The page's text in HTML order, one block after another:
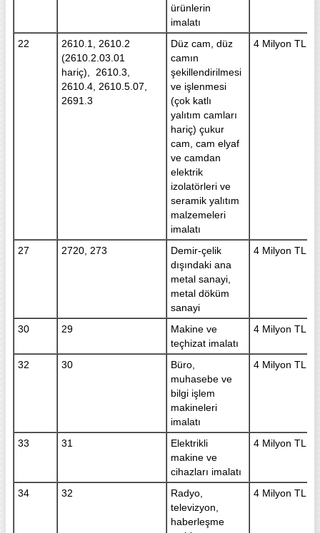
ürünlerin
imalatı
22
2610.1, 2610.2
(2610.2.03.01
hariç), 2610.3,
2610.4, 2610.5.07,
2691.3
Düz cam, düz
camın
şekillendirilmesi
ve işlenmesi
(çok katlı
yalıtım camları
hariç) çukur
cam, cam elyaf
ve camdan
elektrik
izolatörleri ve
seramik yalıtım
malzemeleri
imalatı
4 Milyon TL
27 2720, 273
Demir-çelik
dışındaki ana
metal sanayi,
metal döküm
sanayi
4 Milyon TL
30 29
Makine ve
teçhizat imalatı
4 Milyon TL
32 30
Büro,
muhasebe ve
bilgi işlem
makineleri
imalatı
4 Milyon TL
33 31
Elektrikli
makine ve
cihazları imalatı
4 Milyon TL
34 32
Radyo,
televizyon,
haberleşme
4 Milyon TL